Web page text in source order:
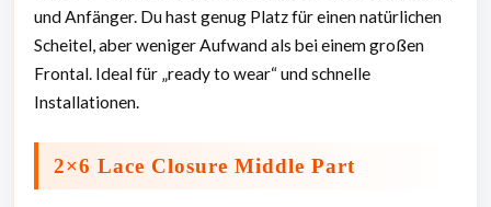
und Anfänger. Du hast genug Platz für einen natürlichen
Scheitel, aber weniger Aufwand als bei einem großen
Frontal. Ideal für „ready to wear“ und schnelle
Installationen.
2×6 Lace Closure Middle Part